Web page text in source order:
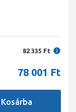
82 335 Ft
78 001 Ft